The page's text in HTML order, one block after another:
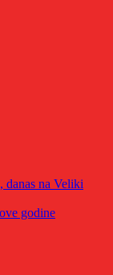
danas na Veliki
godine